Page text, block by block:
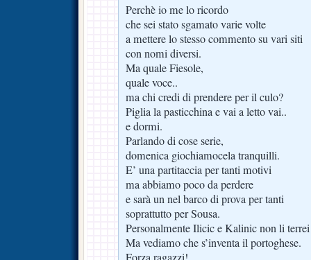
Perchè io me lo ricordo
che sei stato sgamato varie volte
a mettere lo stesso commento su vari siti
con nomi diversi.
Ma quale Fiesole,
quale voce..
ma chi credi di prendere per il culo?
Piglia la pasticchina e vai a letto vai..
e dormi.
Parlando di cose serie,
domenica giochiamocela tranquilli.
E’ una partitaccia per tanti motivi
ma abbiamo poco da perdere
e sarà un nel barco di prova per tanti
soprattutto per Sousa.
Personalmente Ilicic e Kalinic non li
Ma vediamo che s’inventa il portoghese.